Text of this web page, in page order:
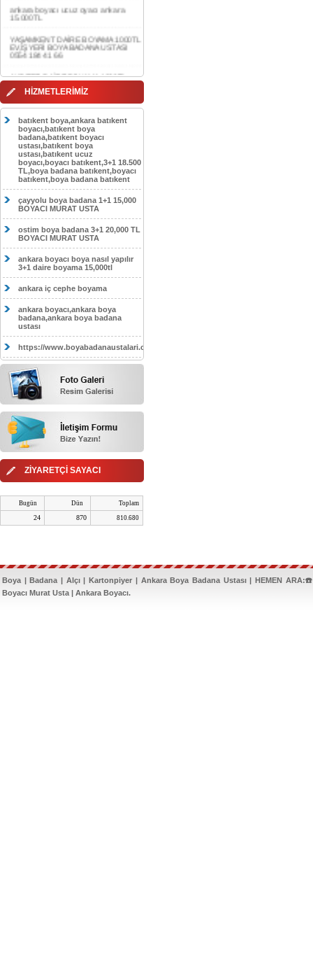
YAŞAMKENT DAİRE BOYAMA 1000TL
EV,İŞYERİ BOYA BADANA USTASI
AKDERE DAİRE BOYAMA 1000TL
EV,İŞYERİ BOYA BADANA USTASI
CEBECİ DAİRE BOYAMA 1000TL
0554 184 41 66
HASKÖY DAİRE BOYAMA 1000TL
EV,İŞYERİ BOYA BADANA USTASI
0554 184 41 66
GÖLBAŞI DAİRE BOYAMA 1000TL
EV,İŞYERİ BOYA BADANA USTASI
0554 184 41 66
SOKULLU DAİRE BOYAMA 1000TL
EV,İŞYERİ BOYA BADANA USTASI
0554 184 41 66
HİZMETLERİMİZ
batıkent boya,ankara batıkent
boyacı,batıkent boya
badana,batıkent boyacı
ustası,batıkent boya
ustası,batıkent ucuz
boyacı,boyacı batıkent,3+1 18.500
TL,boya badana batıkent,boyacı
batıkent,boya badana batıkent
çayyolu boya badana 1+1 15,000
BOYACI MURAT USTA
ostim boya badana 3+1 20,000 TL
BOYACI MURAT USTA
ankara boyacı boya nasıl yapılır
3+1 daire boyama 15,000tl
ankara iç cephe boyama
ankara boyacı,ankara boya
badana,ankara boya badana
ustası
https://www.boyabadanaustalari.com/
ZİYARETÇİ SAYACI
Bugün Dün Toplam
24 870 810.680
Boya | Badana | Alçı | Kartonpiyer | Ankara Boya Badana Ustası | HEMEN
Boyacı Murat Usta | Ankara Boyacı.